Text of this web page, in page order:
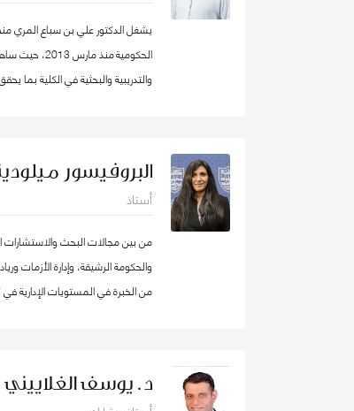
يشغل الدكتور علي بن سباع المري
الحكومية منذ
والتدريبية والبحثية في الكلية بما
البروفيسور
أستاذ
من بين مجالات البحث والاستشارات
من الخبرة في المستويات الإدارية
الجامعات الخاصة في الإمارات
د. يوسف الغلاييني